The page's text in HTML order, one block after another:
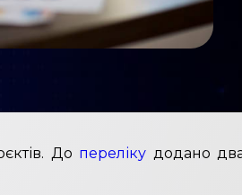
До переліку додано